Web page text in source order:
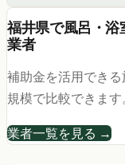
福井県で風呂・浴
業者
補助金を活用でき
規模で比較できます
業者一覧を見る →